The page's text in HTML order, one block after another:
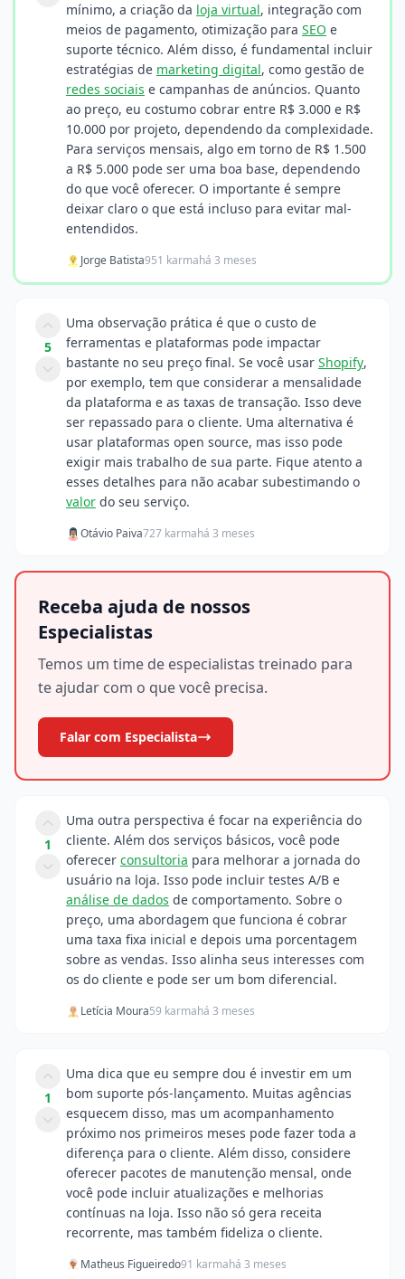
mínimo, a criação da loja virtual, integração com
meios de pagamento, otimização para SEO e
suporte técnico. Além disso, é fundamental incluir
estratégias de marketing digital, como gestão de
redes sociais e campanhas de anúncios. Quanto
ao preço, eu costumo cobrar entre R$ 3.000 e R$
10.000 por projeto, dependendo da complexidade.
Para serviços mensais, algo em torno de R$ 1.500
a R$ 5.000 pode ser uma boa base, dependendo
do que você oferecer. O importante é sempre
deixar claro o que está incluso para evitar mal-
entendidos.
Jorge Batista951 karmahá 3 meses
5
Uma observação prática é que o custo de
ferramentas e plataformas pode impactar
bastante no seu preço final. Se você usar Shopify,
por exemplo, tem que considerar a mensalidade
da plataforma e as taxas de transação. Isso deve
ser repassado para o cliente. Uma alternativa é
usar plataformas open source, mas isso pode
exigir mais trabalho de sua parte. Fique atento a
esses detalhes para não acabar subestimando o
valor do seu serviço.
Otávio Paiva727 karmahá 3 meses
Receba ajuda de nossos
Especialistas
Temos um time de especialistas treinado para
te ajudar com o que você precisa.
Falar com Especialista
1
Uma outra perspectiva é focar na experiência do
cliente. Além dos serviços básicos, você pode
oferecer consultoria para melhorar a jornada do
usuário na loja. Isso pode incluir testes A/B e
análise de dados de comportamento. Sobre o
preço, uma abordagem que funciona é cobrar
uma taxa fixa inicial e depois uma porcentagem
sobre as vendas. Isso alinha seus interesses com
os do cliente e pode ser um bom diferencial.
Letícia Moura59 karmahá 3 meses
1
Uma dica que eu sempre dou é investir em um
bom suporte pós-lançamento. Muitas agências
esquecem disso, mas um acompanhamento
próximo nos primeiros meses pode fazer toda a
diferença para o cliente. Além disso, considere
oferecer pacotes de manutenção mensal, onde
você pode incluir atualizações e melhorias
contínuas na loja. Isso não só gera receita
recorrente, mas também fideliza o cliente.
Matheus Figueiredo91 karmahá 3 meses